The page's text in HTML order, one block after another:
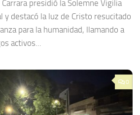
presidió la Solemne Vigilia
y destacó la luz de Cristo resucitado
para la humanidad, llamando a
activos...
0